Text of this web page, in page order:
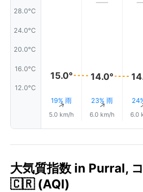
28.0°C
24.0°C
20.0°C
16.0°C
12.0°C
15.0°
19% 雨
↑
5.0 km/h
14.0°
23% 雨
↑
6.0 km/h 6.0
大気質指数 in Purral,
🇨🇷 (AQI)